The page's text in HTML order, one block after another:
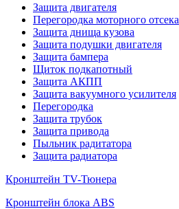
Защита двигателя
Перегородка моторного отсека
Защита днища кузова
Защита подушки двигателя
Защита бампера
Щиток подкапотный
Защита АКПП
Защита вакуумного усилителя
Перегородка
Защита трубок
Защита привода
Пыльник радитатора
Защита радиатора
Кронштейн TV-Тюнера
Кронштейн блока ABS